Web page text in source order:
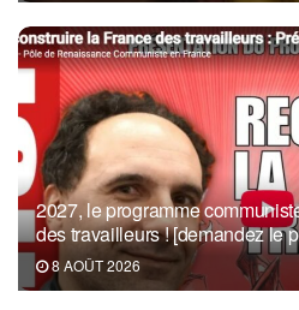
2027, le programme
des travailleurs ! [demandez le
8 AOÛT 2026